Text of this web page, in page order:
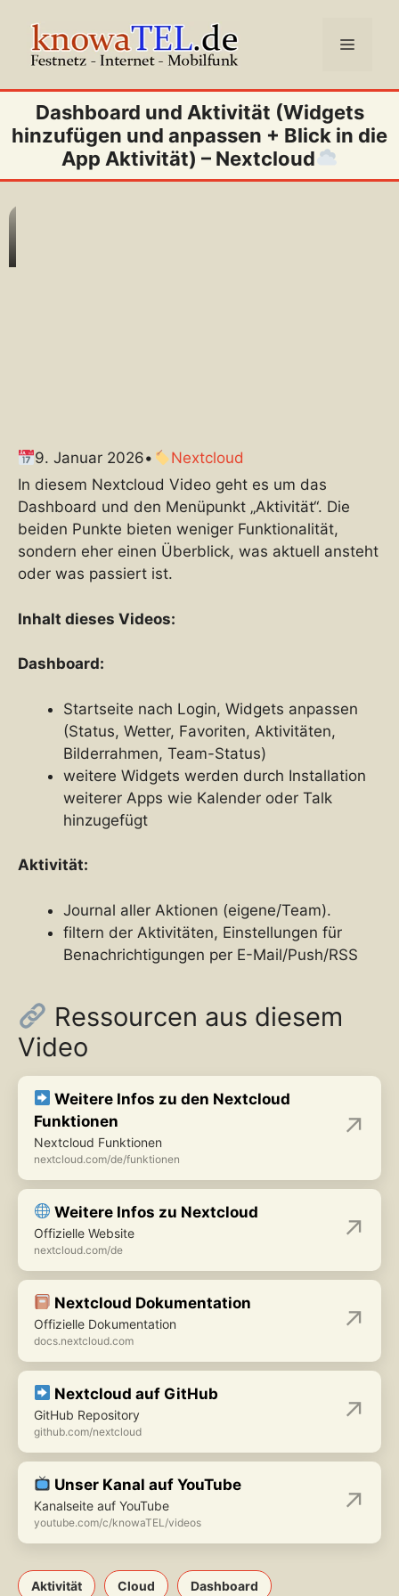
Inhalt
springen
Menü
Dashboard und Aktivität (Widgets
hinzufügen und anpassen + Blick in die
App Aktivität) – Nextcloud
9. Januar 2026•
Nextcloud
In diesem Nextcloud Video geht es um das
Dashboard und den Menüpunkt „Aktivität“. Die
beiden Punkte bieten weniger Funktionalität,
sondern eher einen Überblick, was aktuell ansteht
oder was passiert ist.
Inhalt dieses Videos:
Dashboard:
Startseite nach Login, Widgets anpassen
(Status, Wetter, Favoriten, Aktivitäten,
Bilderrahmen, Team-Status)
weitere Widgets werden durch Installation
weiterer Apps wie Kalender oder Talk
hinzugefügt
Aktivität:
Journal aller Aktionen (eigene/Team).
filtern der Aktivitäten, Einstellungen für
Benachrichtigungen per E-Mail/Push/RSS
Ressourcen aus diesem
Video
Weitere Infos zu den Nextcloud
Funktionen
Nextcloud Funktionen
nextcloud.com/de/funktionen
Weitere Infos zu Nextcloud
Offizielle Website
nextcloud.com/de
Nextcloud Dokumentation
Offizielle Dokumentation
docs.nextcloud.com
Nextcloud auf GitHub
GitHub Repository
github.com/nextcloud
Unser Kanal auf YouTube
Kanalseite auf YouTube
youtube.com/c/knowaTEL/videos
Aktivität Cloud Dashboard